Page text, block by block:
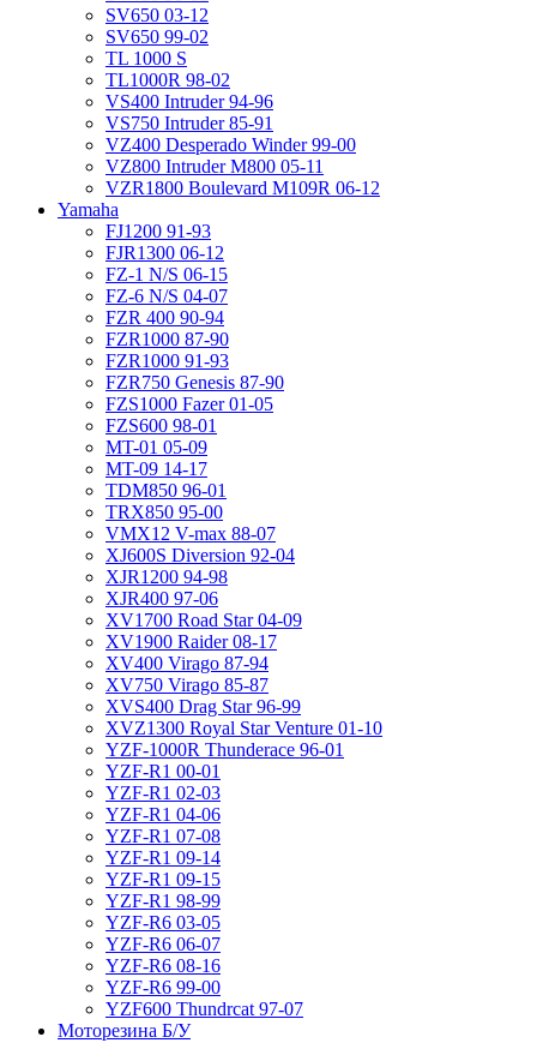
SV650 03-12
SV650 99-02
TL 1000 S
TL1000R 98-02
VS400 Intruder 94-96
VS750 Intruder 85-91
VZ400 Desperado Winder 99-00
VZ800 Intruder M800 05-11
VZR1800 Boulevard M109R 06-12
Yamaha
FJ1200 91-93
FJR1300 06-12
FZ-1 N/S 06-15
FZ-6 N/S 04-07
FZR 400 90-94
FZR1000 87-90
FZR1000 91-93
FZR750 Genesis 87-90
FZS1000 Fazer 01-05
FZS600 98-01
MT-01 05-09
MT-09 14-17
TDM850 96-01
TRX850 95-00
VMX12 V-max 88-07
XJ600S Diversion 92-04
XJR1200 94-98
XJR400 97-06
XV1700 Road Star 04-09
XV1900 Raider 08-17
XV400 Virago 87-94
XV750 Virago 85-87
XVS400 Drag Star 96-99
XVZ1300 Royal Star Venture 01-10
YZF-1000R Thunderace 96-01
YZF-R1 00-01
YZF-R1 02-03
YZF-R1 04-06
YZF-R1 07-08
YZF-R1 09-14
YZF-R1 09-15
YZF-R1 98-99
YZF-R6 03-05
YZF-R6 06-07
YZF-R6 08-16
YZF-R6 99-00
YZF600 Thundrcat 97-07
Моторезина Б/У